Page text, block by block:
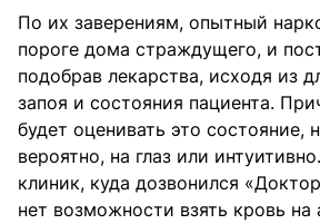
По их заверениям, опытный
пороге дома страждущего, и
подобрав лекарства, исходя из
запоя и состояния пациента.
будет оценивать это состояние,
вероятно, на глаз или
клиник, куда дозвонился
нет возможности взять кровь на